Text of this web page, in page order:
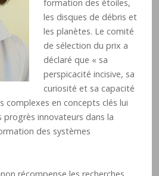
formation des étoiles,
les disques de débris et
les planètes. Le comité
de sélection du prix a
déclaré que « sa
perspicacité incisive, sa
curiosité et sa capacité
complexes en concepts clés lui
innovateurs dans la
des systèmes
récompense les recherches